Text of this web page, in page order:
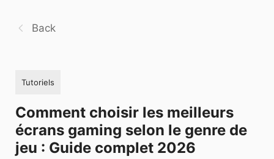
Back
Tutoriels
Comment choisir les meilleurs
écrans gaming selon le genre de
jeu : Guide complet 2026